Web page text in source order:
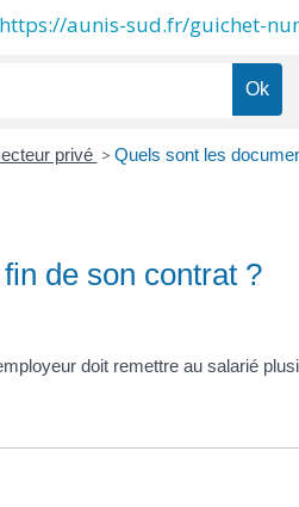
https://aunis-sud.fr/guichet-
privé > Quels sont les
de son contrat ?
doit remettre au salarié